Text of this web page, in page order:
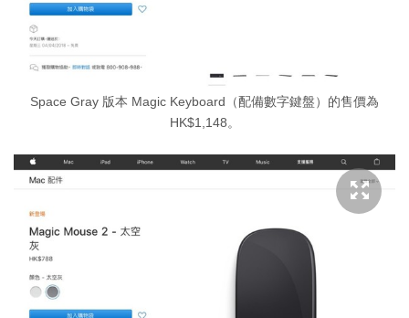
Space Gray 版本 Magic Keyboard（配備數字鍵盤）的售價為
HK$1,148。